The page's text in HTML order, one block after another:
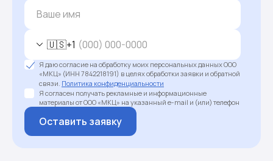
🇺🇸+1
Я даю согласие на обработку моих персональных данных ООО
«МКЦ» (ИНН 7842218191) в целях обработки заявки и обратной
связи. Политика конфиденциальности
Я согласен получать рекламные и информационные
материалы от ООО «МКЦ» на указанный e-mail и (или) телефон
Оставить заявку